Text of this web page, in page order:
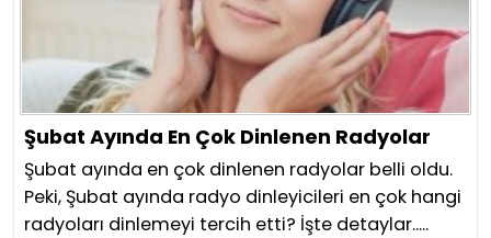
Şubat Ayında En Çok Dinlenen Radyolar
Şubat ayında en çok dinlenen radyolar belli oldu.
Peki, Şubat ayında radyo dinleyicileri en çok hangi
radyoları dinlemeyi tercih etti? İşte detaylar.....